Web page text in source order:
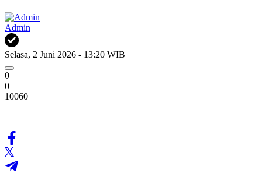
Admin
Selasa, 2 Juni 2026 - 13:20 WIB
0
0
10060